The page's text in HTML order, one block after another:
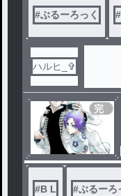
#ぶるーろっく #
ハルヒ_✞
完
結
#B L #ぶるーろ